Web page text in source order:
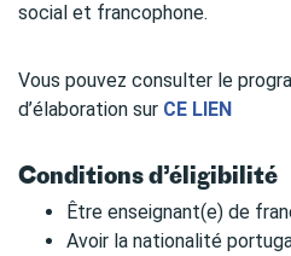
social et francophone.
Vous pouvez consulter le
d’élaboration sur CE LIEN
Conditions d’éligibilité
Être enseignant(e) de
Avoir la nationalité